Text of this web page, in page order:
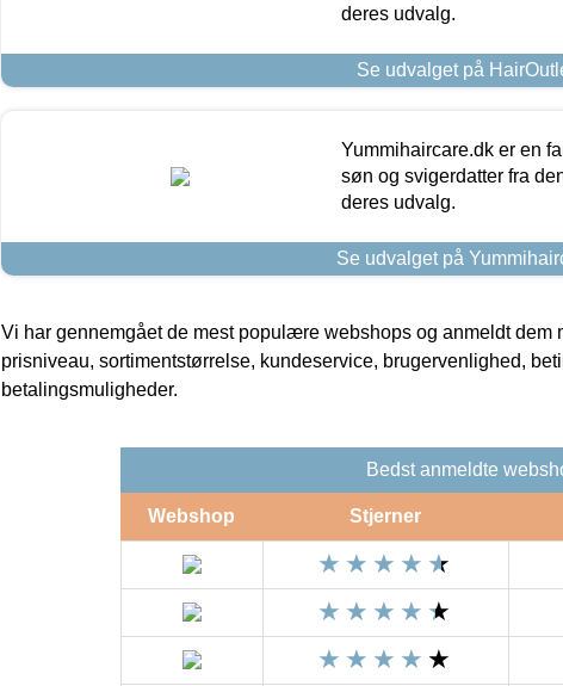
deres udvalg.
Se udvalget på
Yummihaircare.dk er en
søn og svigerdatter fra
deres udvalg.
Se udvalget på
Vi har gennemgået de mest populære webshops og anmeldt dem
prisniveau, sortimentstørrelse, kundeservice, brugervenlighed,
betalingsmuligheder.
Bedst anmeldte
Webshop Stjerner